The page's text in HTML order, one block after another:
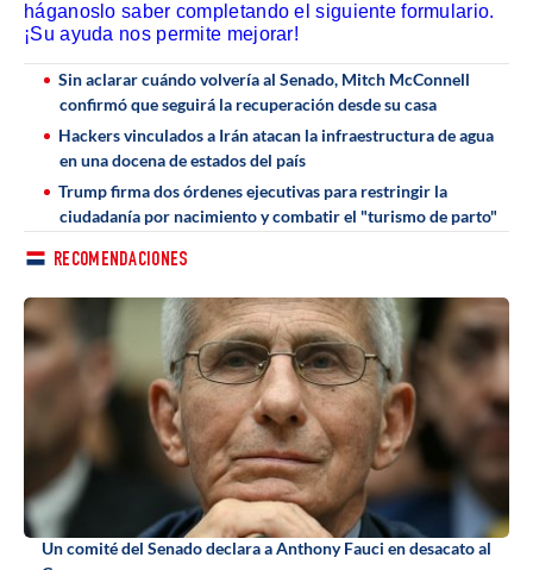
háganoslo saber completando el siguiente formulario.
¡Su ayuda nos permite mejorar!
Sin aclarar cuándo volvería al Senado, Mitch McConnell
confirmó que seguirá la recuperación desde su casa
Hackers vinculados a Irán atacan la infraestructura de agua
en una docena de estados del país
Trump firma dos órdenes ejecutivas para restringir la
ciudadanía por nacimiento y combatir el "turismo de parto"
RECOMENDACIONES
Un comité del Senado declara a Anthony Fauci en desacato al